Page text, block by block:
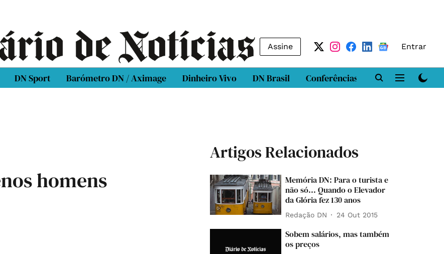
Assine Entrar
DN Sport Barómetro DN / Aximage Dinheiro Vivo DN Brasil Conferências DN LAB
homens
Artigos Relacionados
Memória DN: Para o turista e
não só... Quando o Elevador
da Glória fez 130 anos
Redação DN 24 Out 2015
Sobem salários, mas também
os preços